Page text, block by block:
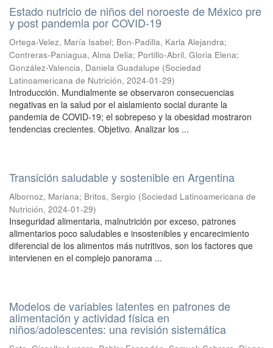
Estado nutricio de niños del noroeste de México pre
y post pandemia por COVID-19
Ortega-Velez, María Isabel; Bon-Padilla, Karla Alejandra;
Contreras-Paniagua, Alma Delia; Portillo-Abril, Gloria Elena;
González-Valencia, Daniela Guadalupe (Sociedad
Latinoamericana de Nutrición, 2024-01-29)
Introducción. Mundialmente se observaron consecuencias
negativas en la salud por el aislamiento social durante la
pandemia de COVID-19; el sobrepeso y la obesidad mostraron
tendencias crecientes. Objetivo. Analizar los ...
Transición saludable y sostenible en Argentina
Albornoz, Mariana; Britos, Sergio (Sociedad Latinoamericana de
Nutrición, 2024-01-29)
Inseguridad alimentaria, malnutrición por exceso, patrones
alimentarios poco saludables e insostenibles y encarecimiento
diferencial de los alimentos más nutritivos, son los factores que
intervienen en el complejo panorama ...
Modelos de variables latentes en patrones de
alimentación y actividad física en
niños/adolescentes: una revisión sistemática